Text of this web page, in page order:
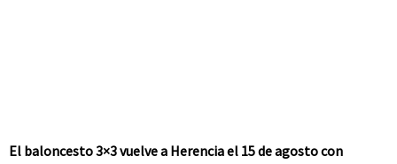
El baloncesto 3×3 vuelve a Herencia el 15 de agosto con